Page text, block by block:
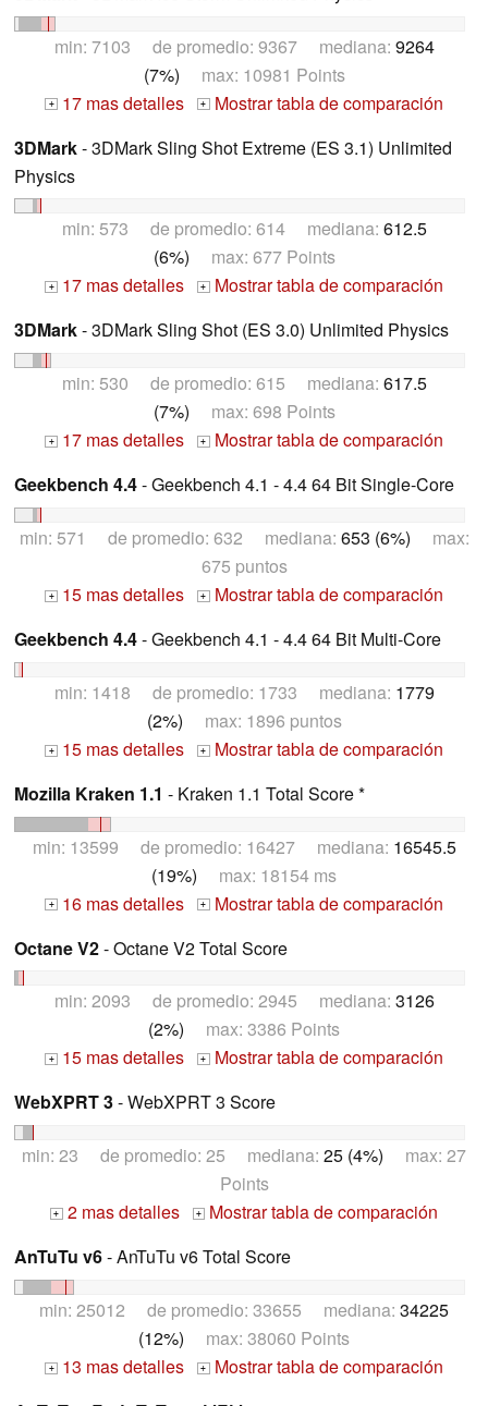
min: 7103 de promedio: 9367 mediana: 9264
(7%) max: 10981 Points
+ 17 mas detalles + Mostrar tabla de comparación
3DMark- 3DMark Sling Shot Extreme (ES 3.1) Unlimited
Physics
min: 573 de promedio: 614 mediana: 612.5
(6%) max: 677 Points
+ 17 mas detalles + Mostrar tabla de comparación
3DMark- 3DMark Sling Shot (ES 3.0) Unlimited Physics
min: 530 de promedio: 615 mediana: 617.5
(7%) max: 698 Points
+ 17 mas detalles + Mostrar tabla de comparación
Geekbench 4.4- Geekbench 4.1 - 4.4 64 Bit Single-Core
min: 571 de promedio: 632 mediana: 653 (6%) max:
675 puntos
+ 15 mas detalles + Mostrar tabla de comparación
Geekbench 4.4- Geekbench 4.1 - 4.4 64 Bit Multi-Core
min: 1418 de promedio: 1733 mediana: 1779
(2%) max: 1896 puntos
+ 15 mas detalles + Mostrar tabla de comparación
Mozilla Kraken 1.1 - Kraken 1.1 Total Score *
min: 13599 de promedio: 16427 mediana: 16545.5
(19%) max: 18154 ms
+ 16 mas detalles + Mostrar tabla de comparación
Octane V2- Octane V2 Total Score
min: 2093 de promedio: 2945 mediana: 3126
(2%) max: 3386 Points
+ 15 mas detalles + Mostrar tabla de comparación
WebXPRT 3- WebXPRT 3 Score
min: 23 de promedio: 25 mediana: 25 (4%) max: 27
Points
+ 2 mas detalles +
Mostrar tabla de comparación
AnTuTu v6- AnTuTu v6 Total Score
min: 25012 de promedio: 33655 mediana: 34225
(12%) max: 38060 Points
+ 13 mas detalles + Mostrar tabla de comparación